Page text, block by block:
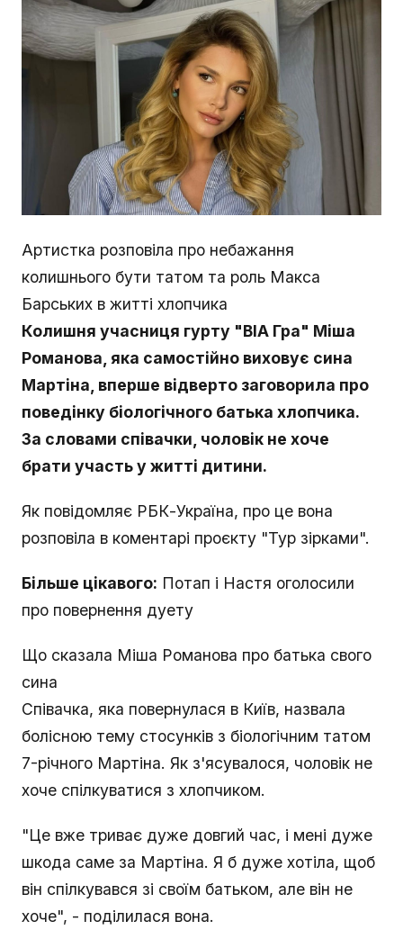
Артистка розповіла про небажання
колишнього бути татом та роль Макса
Барських в житті хлопчика
Колишня учасниця гурту "ВІА Гра" Міша
Романова, яка самостійно виховує сина
Мартіна, вперше відверто заговорила про
поведінку біологічного батька хлопчика.
За словами співачки, чоловік не хоче
брати участь у житті дитини.
Як повідомляє РБК-Україна, про це вона
розповіла в коментарі проєкту "Тур зірками".
Більше цікавого: Потап і Настя оголосили
про повернення дуету
Що сказала Міша Романова про батька свого
сина
Співачка, яка повернулася в Київ, назвала
болісною тему стосунків з біологічним татом
7-річного Мартіна. Як з'ясувалося, чоловік не
хоче спілкуватися з хлопчиком.
"Це вже триває дуже довгий час, і мені дуже
шкода саме за Мартіна. Я б дуже хотіла, щоб
він спілкувався зі своїм батьком, але він не
хоче", - поділилася вона.